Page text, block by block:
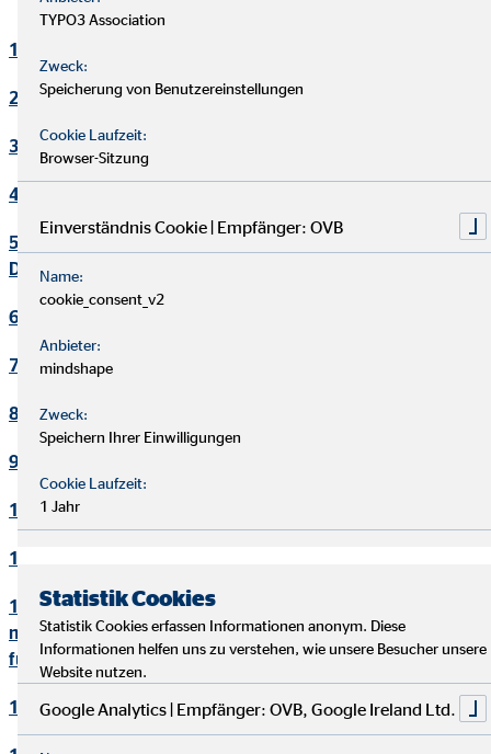
1. Verantwortlicher
2. Kontakt Datenschutzbeauftragter
3. Maßgebliche Rechtsgrundlagen
4. Sicherheitsmaßnahmen
5. Übermittlung und Offenbarung von personenbezogenen
Daten
6. Datenverarbeitung in Drittländern
7. Einsatz von Cookies
8. Kontaktaufnahme
9. Bereitstellung des Onlineangebotes und Webhosting
10. Bewerbungsverfahren
11. Online-Marketing
12. Informationen zum Datenschutz und rechtlich
notwendige Informationen beim Einsatz des Service "Zoom"
für Videokonferenzen
13. Löschung von Daten
TYPO3 Association
Zweck:
Speicherung von Benutzereinstellungen
Cookie Laufzeit:
Browser-Sitzung
Einverständnis Cookie | Empfänger: OVB
Name:
cookie_consent_v2
Anbieter:
mindshape
Zweck:
Speichern Ihrer Einwilligungen
Cookie Laufzeit:
1 Jahr
Statistik Cookies
Statistik Cookies erfassen Informationen anonym. Diese
Informationen helfen uns zu verstehen, wie unsere Besucher unsere
Website nutzen.
Google Analytics | Empfänger: OVB, Google Ireland Ltd.